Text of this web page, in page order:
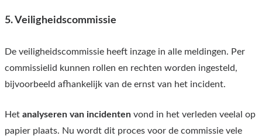
5. Veiligheidscommissie
De veiligheidscommissie heeft inzage in alle meldingen. Per
commissielid kunnen rollen en rechten worden ingesteld,
bijvoorbeeld afhankelijk van de ernst van het incident.
Het analyseren van incidenten vond in het verleden veelal op
papier plaats. Nu wordt dit proces voor de commissie vele